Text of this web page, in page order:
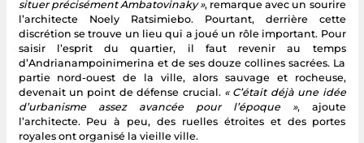
situer précisément Ambatovinaky », remarque avec un sourire
l’architecte Noely Ratsimiebo. Pourtant, derrière cette
discrétion se trouve un lieu qui a joué un rôle important. Pour
saisir l’esprit du quartier, il faut revenir au temps
d’Andrianampoinimerina et de ses douze collines sacrées. La
partie nord-ouest de la ville, alors sauvage et rocheuse,
devenait un point de défense crucial. « C’était déjà une idée
d’urbanisme assez avancée pour l’époque », ajoute
l’architecte. Peu à peu, des ruelles étroites et des portes
royales ont organisé la vieille ville.